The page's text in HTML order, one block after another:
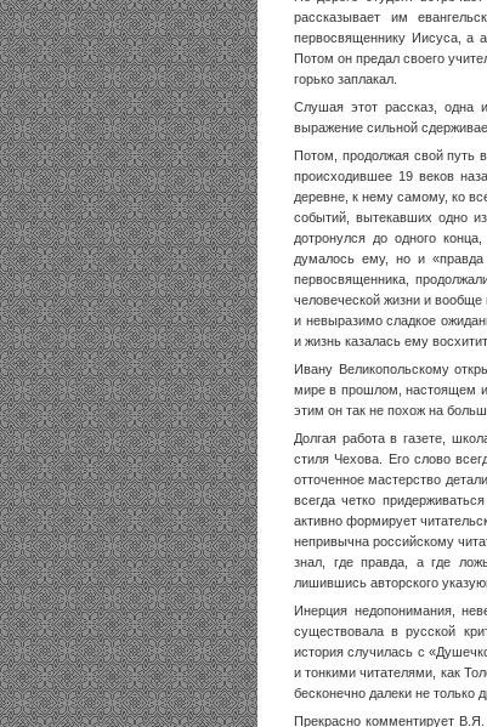
рассказывает им
первосвященнику Иисуса, а
Потом он предал своего
горько заплакал.
Слушая этот рассказ, одна
выражение сильной
Потом, продолжая свой путь
происходившее 19 веков
деревне, к нему самому, ко
событий, вытекавших одно
дотронулся до одного
думалось ему, но и
первосвященника,
человеческой жизни и
и невыразимо сладкое
и жизнь казалась ему
Ивану Великопольскому
мире в прошлом, настоящем и
этим он так не похож на
Долгая работа в газете,
стиля Чехова. Его слово
отточенное мастерство
всегда четко
активно формирует
непривычна российскому
знал, где правда, а где
лишившись авторского
Инерция недопонимания,
существовала в русской
история случилась с
и тонкими читателями, как
бесконечно далеки не только
Прекрасно комментирует